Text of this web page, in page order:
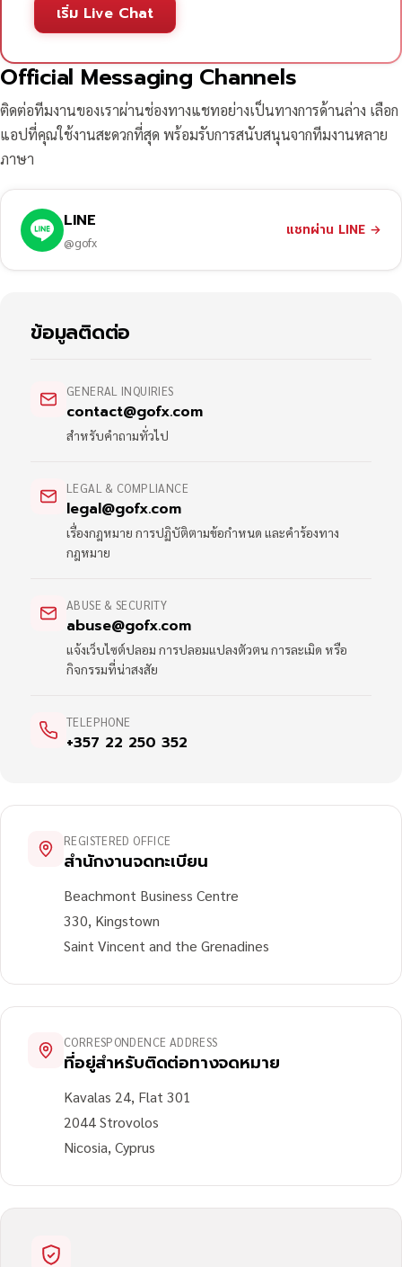
เริ่ม Live Chat
Official Messaging Channels
ติดต่อทีมงานของเราผ่านช่องทางแชทอย่างเป็นทางการด้านล่าง เลือก
แอปที่คุณใช้งานสะดวกที่สุด พร้อมรับการสนับสนุนจากทีมงานหลาย
ภาษา
LINE
@gofx
แชทผ่าน LINE →
ข้อมูลติดต่อ
GENERAL INQUIRIES
contact@gofx.com
สำหรับคำถามทั่วไป
LEGAL & COMPLIANCE
legal@gofx.com
เรื่องกฎหมาย การปฏิบัติตามข้อกำหนด และคำร้องทาง
กฎหมาย
ABUSE & SECURITY
abuse@gofx.com
แจ้งเว็บไซต์ปลอม การปลอมแปลงตัวตน การละเมิด หรือ
กิจกรรมที่น่าสงสัย
TELEPHONE
+357 22 250 352
REGISTERED OFFICE
สำนักงานจดทะเบียน
Beachmont Business Centre
330, Kingstown
Saint Vincent and the Grenadines
CORRESPONDENCE ADDRESS
ที่อยู่สำหรับติดต่อทางจดหมาย
Kavalas 24, Flat 301
2044 Strovolos
Nicosia, Cyprus